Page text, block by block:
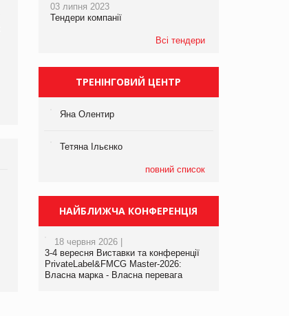
виробництва
компанії «УкраМарин»
Брагина Людмила
Просування компанії на
www.trademaster.ua.
правила. Особливості.
03 липня 2023
Тендери компанії
Всі тендери
ТРЕНІНГОВИЙ ЦЕНТР
Яна Олентир
Тетяна Ільєнко
повний список
НАЙБЛИЖЧА КОНФЕРЕНЦІЯ
18 червня 2026 |
3-4 вересня Виставки та конференції
PrivateLabel&FMCG Master-2026:
Власна марка - Власна перевага